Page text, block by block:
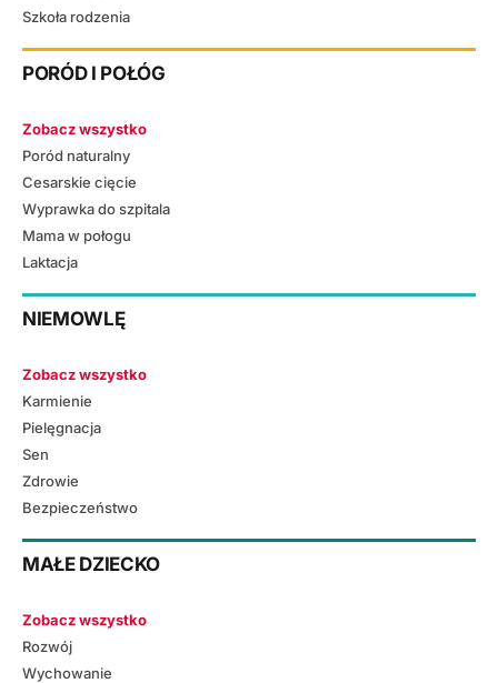
Szkoła rodzenia
PORÓD I POŁÓG
Zobacz wszystko
Poród naturalny
Cesarskie cięcie
Wyprawka do szpitala
Mama w połogu
Laktacja
NIEMOWLĘ
Zobacz wszystko
Karmienie
Pielęgnacja
Sen
Zdrowie
Bezpieczeństwo
MAŁE DZIECKO
Zobacz wszystko
Rozwój
Wychowanie